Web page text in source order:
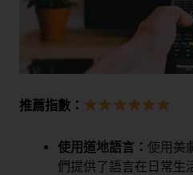
推薦指數：
使用道地語言： 使用美
們提供了語言在日常生